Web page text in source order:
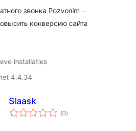
звонка Pozvonim –
конверсию сайта
installaties
4.4.34
Slaask
(0totaal
waarderingen
)